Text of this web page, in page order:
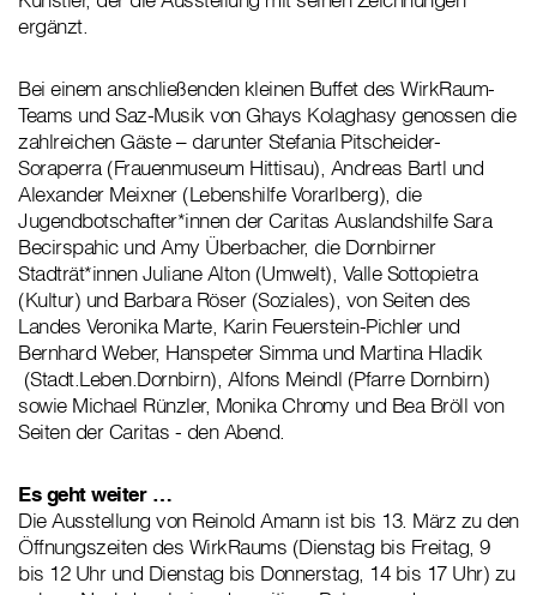
ergänzt.
Bei einem anschließenden kleinen Buffet des WirkRaum-
Teams und Saz-Musik von Ghays Kolaghasy genossen die
zahlreichen Gäste – darunter Stefania Pitscheider-
Soraperra (Frauenmuseum Hittisau), Andreas Bartl und
Alexander Meixner (Lebenshilfe Vorarlberg), die
Jugendbotschafter*innen der Caritas Auslandshilfe Sara
Becirspahic und Amy Überbacher, die Dornbirner
Stadträt*innen Juliane Alton (Umwelt), Valle Sottopietra
(Kultur) und Barbara Röser (Soziales), von Seiten des
Landes Veronika Marte, Karin Feuerstein-Pichler und
Bernhard Weber, Hanspeter Simma und Martina Hladik
(Stadt.Leben.Dornbirn), Alfons Meindl (Pfarre Dornbirn)
sowie Michael Rünzler, Monika Chromy und Bea Bröll von
Seiten der Caritas - den Abend.
Es geht weiter …
Die Ausstellung von Reinold Amann ist bis 13. März zu den
Öffnungszeiten des WirkRaums (Dienstag bis Freitag, 9
bis 12 Uhr und Dienstag bis Donnerstag, 14 bis 17 Uhr) zu